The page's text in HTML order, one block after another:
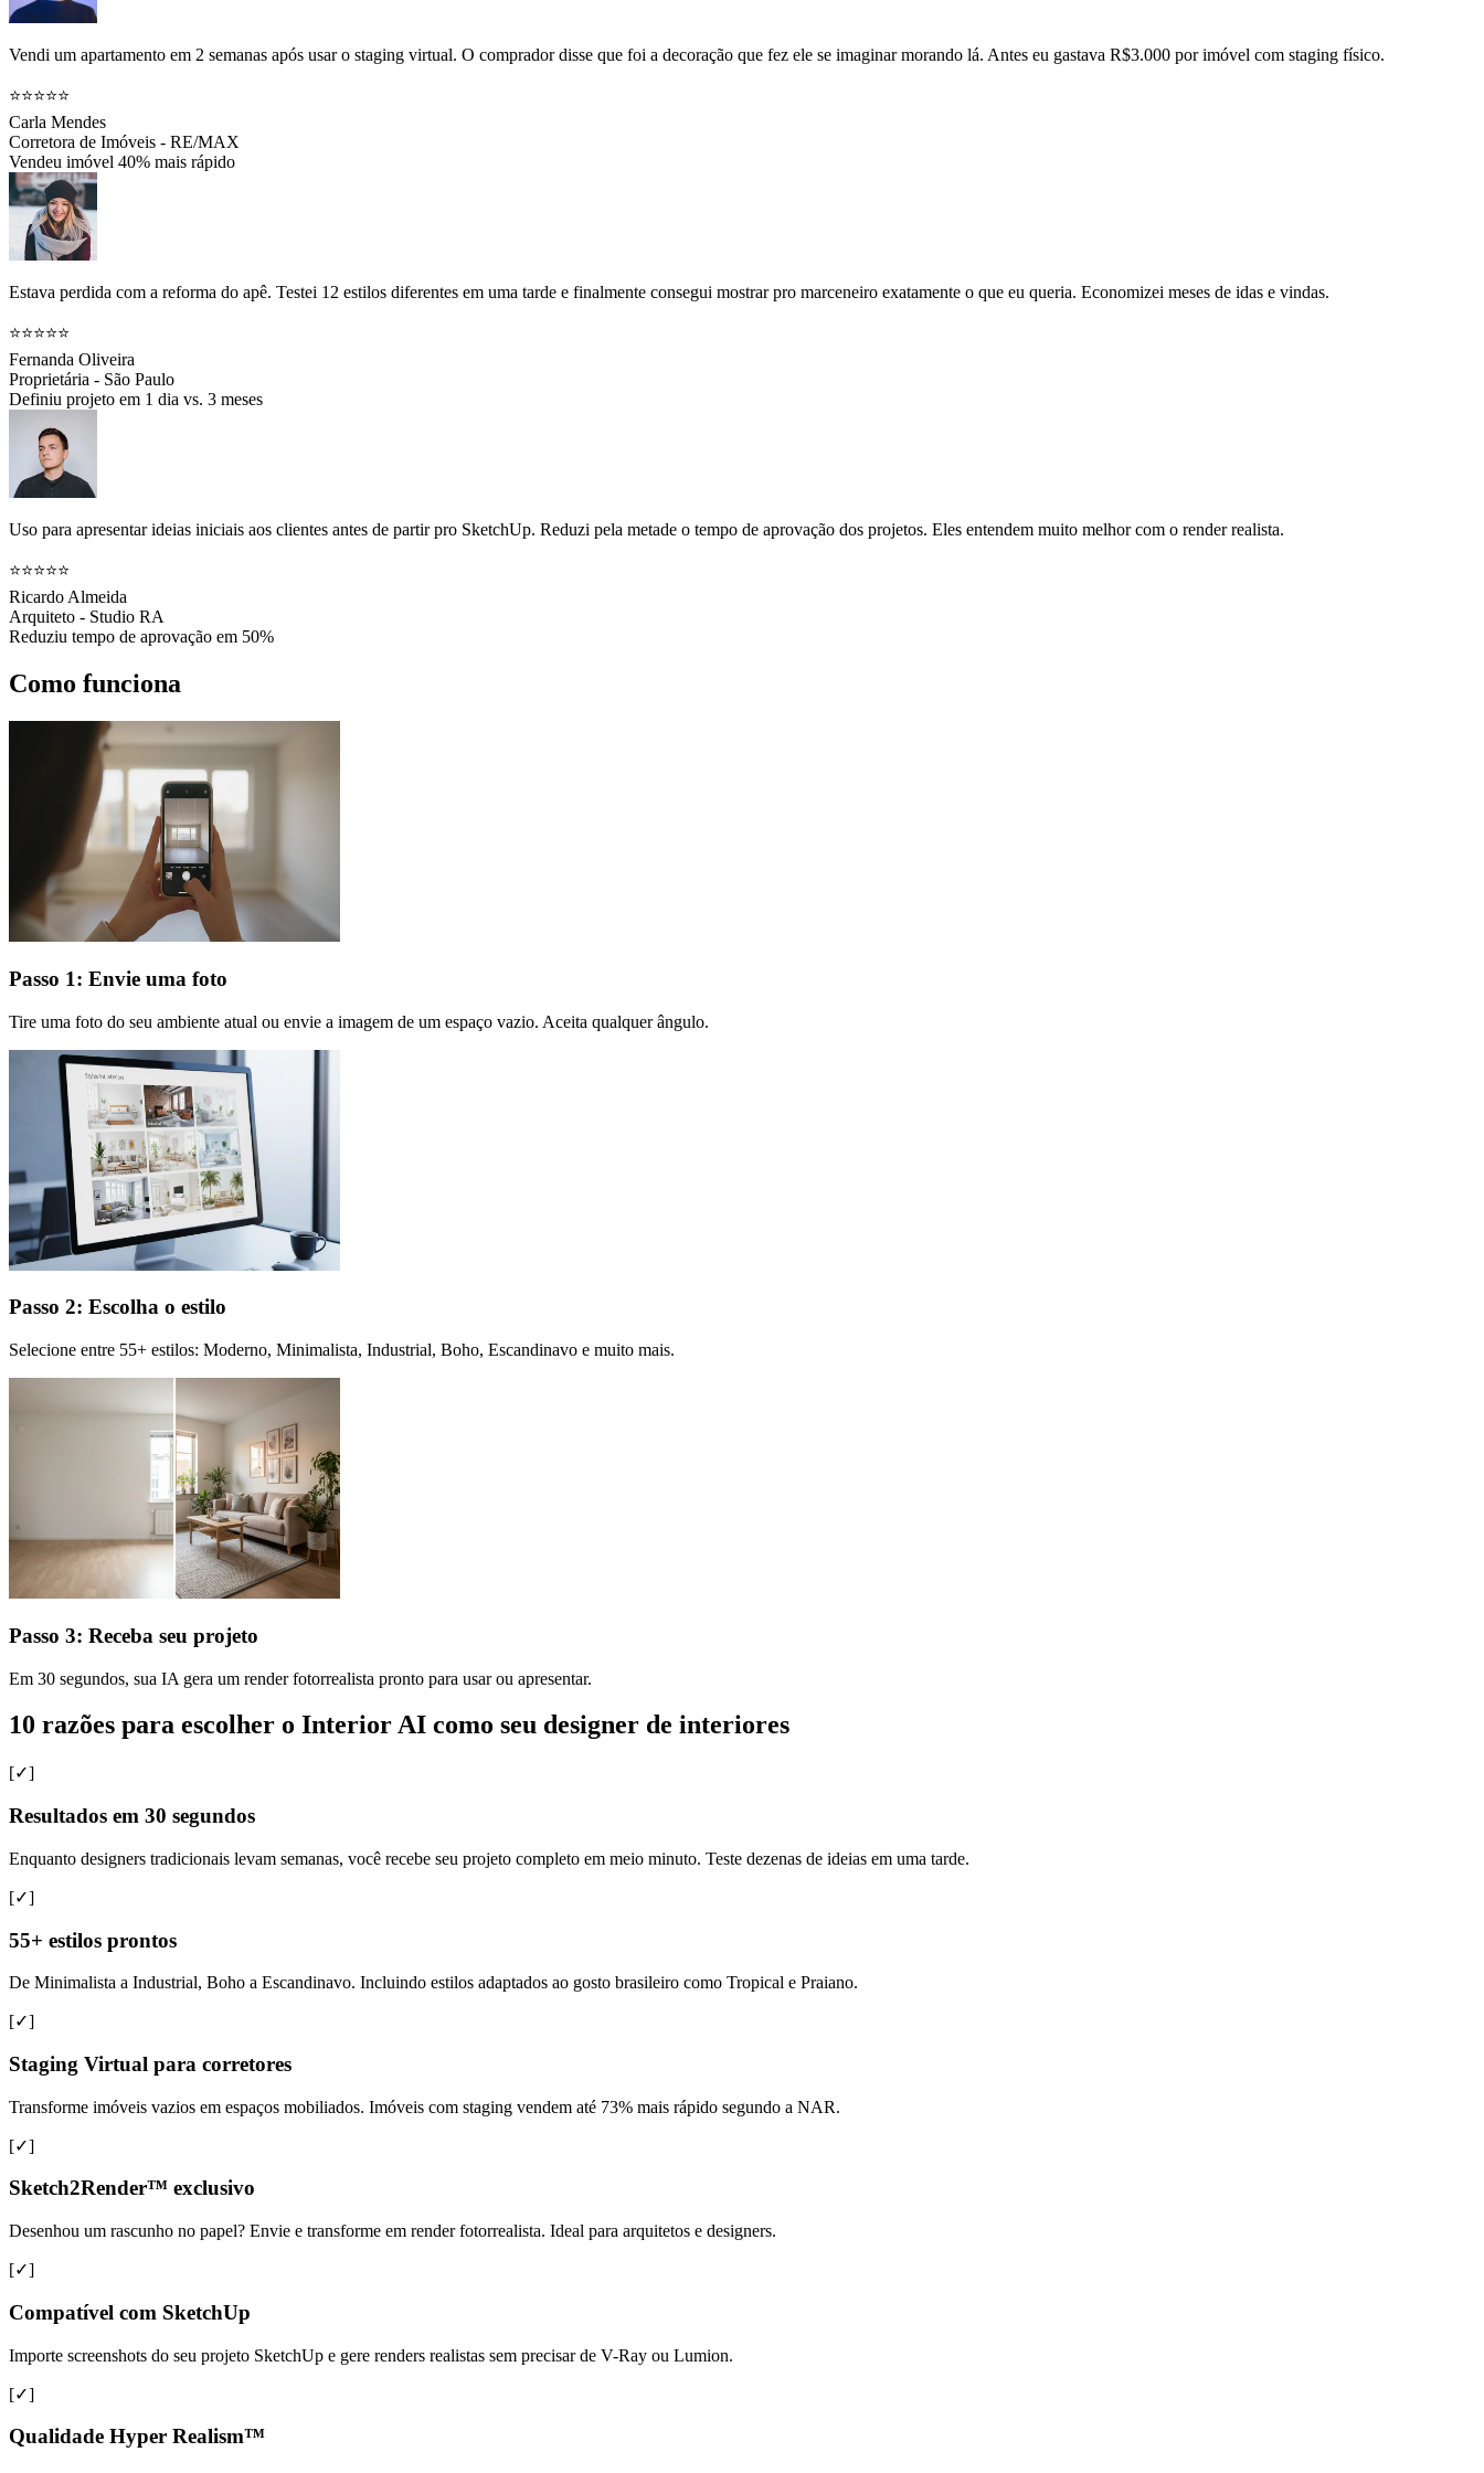
Vendi um apartamento em 2 semanas após usar o staging virtual. O comprador disse que foi a decoração que fez ele se imaginar morando lá. Antes eu gastava R$3.000 por imóvel com staging físico.
⭐⭐⭐⭐⭐
Carla Mendes
Corretora de Imóveis - RE/MAX
Vendeu imóvel 40% mais rápido
Estava perdida com a reforma do apê. Testei 12 estilos diferentes em uma tarde e finalmente consegui mostrar pro marceneiro exatamente o que eu queria. Economizei meses de idas e vindas.
⭐⭐⭐⭐⭐
Fernanda Oliveira
Proprietária - São Paulo
Definiu projeto em 1 dia vs. 3 meses
Uso para apresentar ideias iniciais aos clientes antes de partir pro SketchUp. Reduzi pela metade o tempo de aprovação dos projetos. Eles entendem muito melhor com o render realista.
⭐⭐⭐⭐⭐
Ricardo Almeida
Arquiteto - Studio RA
Reduziu tempo de aprovação em 50%
Como funciona
Passo 1: Envie uma foto
Tire uma foto do seu ambiente atual ou envie a imagem de um espaço vazio. Aceita qualquer ângulo.
Passo 2: Escolha o estilo
Selecione entre 55+ estilos: Moderno, Minimalista, Industrial, Boho, Escandinavo e muito mais.
Passo 3: Receba seu projeto
Em 30 segundos, sua IA gera um render fotorrealista pronto para usar ou apresentar.
10 razões para escolher o Interior AI como seu designer de interiores
[✓]
Resultados em 30 segundos
Enquanto designers tradicionais levam semanas, você recebe seu projeto completo em meio minuto. Teste dezenas de ideias em uma tarde.
[✓]
55+ estilos prontos
De Minimalista a Industrial, Boho a Escandinavo. Incluindo estilos adaptados ao gosto brasileiro como Tropical e Praiano.
[✓]
Staging Virtual para corretores
Transforme imóveis vazios em espaços mobiliados. Imóveis com staging vendem até 73% mais rápido segundo a NAR.
[✓]
Sketch2Render™ exclusivo
Desenhou um rascunho no papel? Envie e transforme em render fotorrealista. Ideal para arquitetos e designers.
[✓]
Compatível com SketchUp
Importe screenshots do seu projeto SketchUp e gere renders realistas sem precisar de V-Ray ou Lumion.
[✓]
Qualidade Hyper Realism™